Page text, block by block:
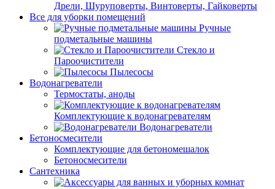
Дрели, Шуруповерты, Винтоверты, Гайковерты
Все для уборки помещений
Ручные
подметальные машины
Стекло и
Пароочистители
Пылесосы
Водонагреватели
Термостаты, аноды
Комплектующие к водонагревателям
Водонагреватели
Бетоносмесители
Комплектующие для бетономешалок
Бетоносмесители
Сантехника